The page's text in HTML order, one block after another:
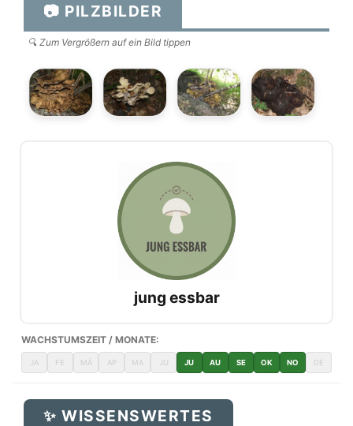
📷 PILZBILDER
🔍 Zum Vergrößern auf ein Bild tippen
jung essbar
WACHSTUMSZEIT / MONATE:
JA FE MÄ AP MA JU JU AU SE OK NO DE
✨ WISSENSWERTES